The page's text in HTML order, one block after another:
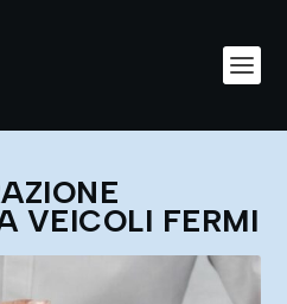
VEICOLI FERMI